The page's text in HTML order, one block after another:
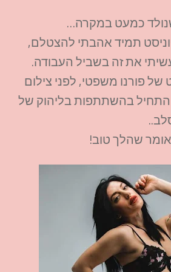
כמעט במקרה…
תמיד אהבתי להצטלם,
את זה בשביל העבודה.
פורנו משפטי, לפני צילום
בהשתתפות בליהוק של
שהלך טוב!